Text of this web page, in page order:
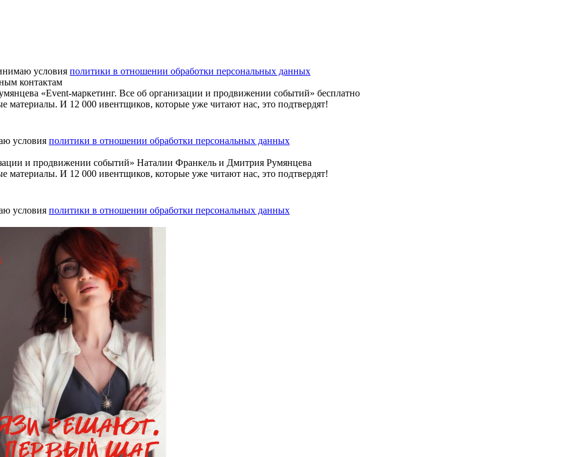
условия политики в отношении обработки персональных данных
контактам
«Event-маркетинг. Все об организации и продвижении событий» бесплатно
материалы. И 12 000 ивентщиков, которые уже читают нас, это подтвердят!
условия политики в отношении обработки персональных данных
и продвижении событий» Наталии Франкель и Дмитрия Румянцева
материалы. И 12 000 ивентщиков, которые уже читают нас, это подтвердят!
условия политики в отношении обработки персональных данных